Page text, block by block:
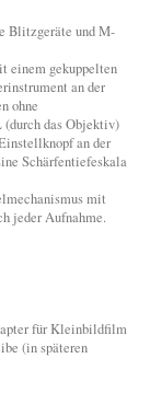
Blitzgeräte und M-
einem gekuppelten
an der
ohne
das Objektiv)
an der
Schärfentiefeskala
mit
jeder Aufnahme.
für Kleinbildfilm
(in späteren